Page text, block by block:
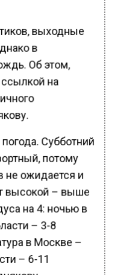
выходные
в
Об этом,
на
Субботний
потому
не ожидается и
высокой – выше
на 4: ночью в
– 3-8
в Москве –
– 6-11